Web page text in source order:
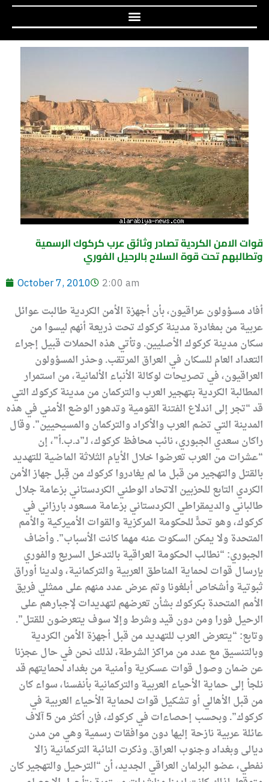
قوات الامن الكردية تصادر وثائق عرب كركوك الرسمية
وتطالبهم تحت قوة السلاح بالرحيل الفوري
October 7, 2010 2:00 am
أفاد مسؤولون عراقيون، بأن أجهزة الأمن الكردية طالبت عوائل
عربية من بمغادرة مدينة كركوك تحت ذريعة أنهم ليسوا من
سكان مدينة كركوك الأصليين. وتأتي هذه الحملات قبيل إجراء
التعداد العام للسكان في العراق المرتقب. وحذر المسؤولون
العراقيون، في تصريحات لوكالة الأنباء الألمانية، من استمرار
المطالبة الكردية بتهجير العرب والتركمان من مدينة كركوك التي
قد “تجر إلى اندلاع الفتنة القومية وتدهور الوضع الأمني في هذه
المدينة التي تضم العرب والأكراد والتركمان والمسيحيين”. وقال
راكان سعدي الجبوري، نائب محافظ كركوك، لـ”د.ب.أ”، إن
“عشرات من العرب تعرضوا خلال الأيام الثلاثة الماضية للتهديد
بالقتل والتهجير من قبل ما لم يغادروا كركوك من قِبل جهاز الأمن
الكردي التابع للحزبين الاتحاد الوطني الكردستاني بزعامة جلال
طالباني والديمقراطي الكردستاني بزعامة مسعود بارزاني في
كركوك، وهو تحدٍّ للحكومة المركزية والقوات الأميركية والأمم
المتحدة ولا يمكن السكوت عنه مهما كانت الأسباب”. وأضاف
الجبوري: “نطالب الحكومة العراقية بالتدخل السريع والفوري
بإرسال قوات لحماية المناطق العربية والتركمانية، ولدينا أوراق
ثبوتية وأشخاص أبلغونا وتم عرض عدد منهم على ممثلي فريق
الأمم المتحدة بكركوك بشأن تعرضهم لتهديدات لإجبارهم على
الرحيل فورا ومن دون قيد وشرط وإلا سوف يتعرضون للقتل”.
وتابع: “يتعرض العرب للتهديد من قبل أجهزة الأمن الكردية
وبالتنسيق مع عدد من مراكز الشرطة، لذلك نحن في حال عجزنا
عن ضمان وصول قوات عسكرية وأمنية من بغداد لحمايتهم قد
نلجأ إلى حماية الأحياء العربية والتركمانية بأنفسنا، سواء كان
من قبل الأهالي أو تشكيل قوات لحماية الأحياء العربية في
كركوك”. وبحسب إحصاءات في كركوك، فإن أكثر من 5 آلاف
عائلة عربية نازحة إليها دون موافقات رسمية وهي من مدن
ديالى وبغداد وجنوب العراق. وذكرت النائبة التركمانية زالا
نفطي، عضو البرلمان العراقي الجديد، أن “الترحيل والتهجير كان